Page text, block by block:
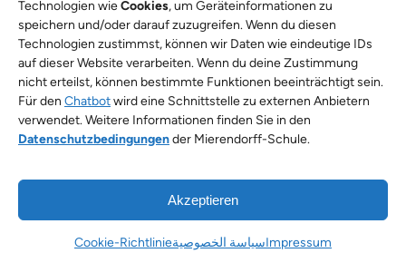
Technologien wieCookies, um Geräteinformationen zu
speichern und/oder darauf zuzugreifen. Wenn du diesen
Technologien zustimmst, können wir Daten wie eindeutige IDs
auf dieser Website verarbeiten. Wenn du deine Zustimmung
nicht erteilst, können bestimmte Funktionen beeinträchtigt sein.
Für den Chatbotwird eine Schnittstelle zu externen Anbietern
verwendet. Weitere Informationen finden Sie in den
Datenschutzbedingungender Mierendorff-Schule.
Akzeptieren
Cookie-Richtlinieسياسة الخصوصيةImpressum